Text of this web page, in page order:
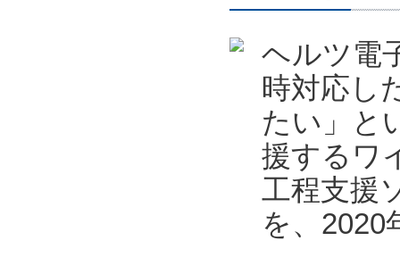
ヘルツ電
時対応し
たい」と
援するワ
工程支援
を、2020